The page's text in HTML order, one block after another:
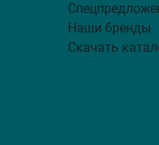
Наши бренды
Скачать